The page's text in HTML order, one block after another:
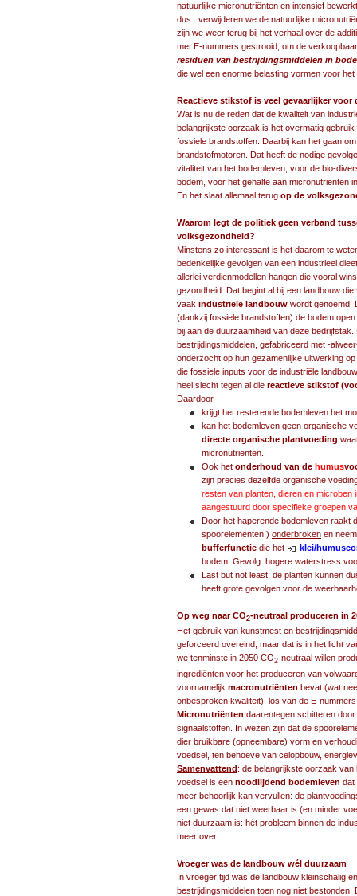
natuurlijke micronutriënten en intensief
dus...verwijderen we de natuurlijke
zijn we weer terug bij het verhaal over de
met E-nummers gestrooid, om de
residuen van bestrijdingsmiddelen in
die wel een enorme belasting vormen voor
Reactieve stikstof is veel gevaarlijker
Wat is nu de reden dat de kwaliteit van
belangrijkste oorzaak is het overmatig
fossiele brandstoffen. Daarbij kan het gaan
brandstofmotoren. Dat heeft de nodige
vitaliteit van het bodemleven, voor de bio-
bodem, voor het gehalte aan micronutriënten
En het slaat allemaal terug op de
Waarom legt de politiek geen verband
volksgezondheid?
Minstens zo interessant is het daarom te
bedenkelijke gevolgen van een industrieel
allerlei verdienmodellen hangen die vooral
gezondheid. Dat begint al bij een landbouw
vaak industriële landbouw wordt genoemd.
(dankzij fossiele brandstoffen) de bodem
bij aan de duurzaamheid van deze
bestrijdingsmiddelen, gefabriceerd met -
onderzocht op hun gezamenlijke uitwerking
die fossiele inputs voor de industriële
heel slecht tegen al die reactieve stikstof
Daardoor
krijgt het resterende bodemleven het
kan het bodemleven geen organische
directe organische plantvoeding
micronutriënten.
Ook het onderhoud van de humus
zijn precies dezelfde organische
resten van planten, dieren en microben
aangestuurd door specifieke groepen
Door het haperende bodemleven raakt
spoorelementen!) onderbroken en
bufferfunctie die het
klei/
bodem. Gevolg: hogere waterstress
Last but not least: de planten kunnen
heeft grote gevolgen voor de
Op weg naar CO2-neutraal produceren in
Het gebruik van kunstmest en
geforceerd overeind, maar dat is in het licht
we tenminste in 2050 CO2-neutraal willen
ingrediënten voor het produceren van
voornamelijk macronutriënten bevat (wat
onbesproken kwaliteit), los van de E-
Micronutriënten daarentegen schitteren
signaalstoffen. In wezen zijn dat de
dier bruikbare (opneembare) vorm en
voedsel, ten behoeve van celopbouw,
Samenvattend: de belangrijkste oorzaak
voedsel is een noodlijdend bodemleven dat
meer behoorlijk kan vervullen: de
een gewas dat niet weerbaar is (en minder
niet duurzaam is: hét probleem binnen de
meer over.
Vroeger was de landbouw wél duurzaam
In vroeger tijd was de landbouw kleinschalig
bestrijdingsmiddelen toen nog niet